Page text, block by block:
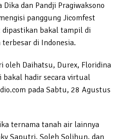
Dika dan Pandji Pragiwaksono
panggung Jicomfest
bakal tampil di
di Indonesia.
oleh Daihatsu, Durex, Floridina
bakal hadir secara virtual
pada Sabtu, 28 Agustus
ternama tanah air lainnya
Saputri, Soleh Solihun, dan